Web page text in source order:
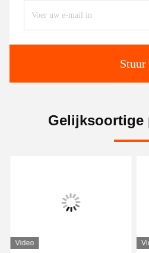
Stuur
Gelijksoortige
Video